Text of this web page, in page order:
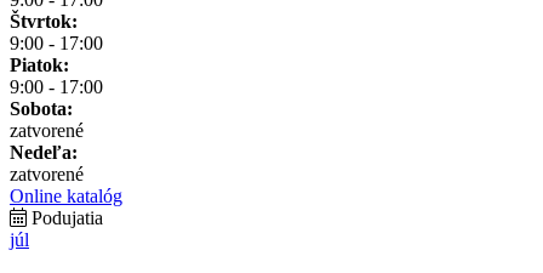
Štvrtok:
9:00 - 17:00
Piatok:
9:00 - 17:00
Sobota:
zatvorené
Nedeľa:
zatvorené
Online katalóg
Podujatia
júl